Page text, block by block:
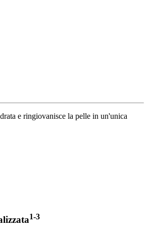
e ringiovanisce la pelle in un'unica
1-3